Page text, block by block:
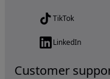
TikTok
LinkedIn
Customer